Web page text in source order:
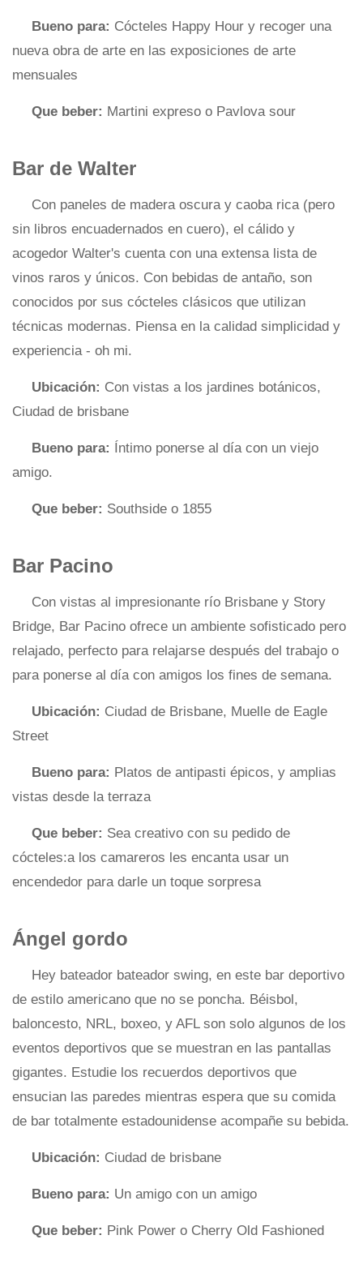
Bueno para: Cócteles Happy Hour y recoger una
nueva obra de arte en las exposiciones de arte
mensuales
Que beber: Martini expreso o Pavlova sour
Bar de Walter
Con paneles de madera oscura y caoba rica (pero
sin libros encuadernados en cuero), el cálido y
acogedor Walter's cuenta con una extensa lista de
vinos raros y únicos. Con bebidas de antaño, son
conocidos por sus cócteles clásicos que utilizan
técnicas modernas. Piensa en la calidad simplicidad y
experiencia - oh mi.
Ubicación: Con vistas a los jardines botánicos,
Ciudad de brisbane
Bueno para: Íntimo ponerse al día con un viejo
amigo.
Que beber: Southside o 1855
Bar Pacino
Con vistas al impresionante río Brisbane y Story
Bridge, Bar Pacino ofrece un ambiente sofisticado pero
relajado, perfecto para relajarse después del trabajo o
para ponerse al día con amigos los fines de semana.
Ubicación: Ciudad de Brisbane, Muelle de Eagle
Street
Bueno para: Platos de antipasti épicos, y amplias
vistas desde la terraza
Que beber: Sea creativo con su pedido de
cócteles:a los camareros les encanta usar un
encendedor para darle un toque sorpresa
Ángel gordo
Hey bateador bateador swing, en este bar deportivo
de estilo americano que no se poncha. Béisbol,
baloncesto, NRL, boxeo, y AFL son solo algunos de los
eventos deportivos que se muestran en las pantallas
gigantes. Estudie los recuerdos deportivos que
ensucian las paredes mientras espera que su comida
de bar totalmente estadounidense acompañe su bebida.
Ubicación: Ciudad de brisbane
Bueno para: Un amigo con un amigo
Que beber: Pink Power o Cherry Old Fashioned